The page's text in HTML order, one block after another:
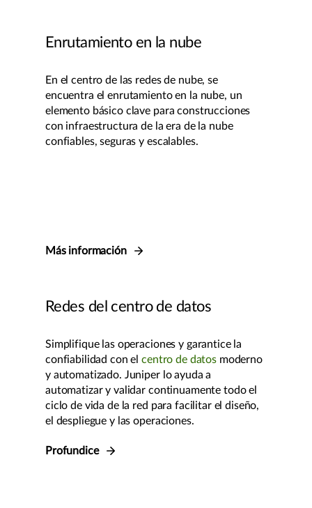
Enrutamiento en la nube
En el centro de las redes de nube, se
encuentra el enrutamiento en la nube, un
elemento básico clave para construcciones
con infraestructura de la era de la nube
confiables, seguras y escalables.
Más información
Redes del centro de datos
Simplifique las operaciones y garantice la
confiabilidad con elcentro de datosmoderno
y automatizado. Juniper lo ayuda a
automatizar y validar continuamente todo el
ciclo de vida de la red para facilitar el diseño,
el despliegue y las operaciones.
Profundice